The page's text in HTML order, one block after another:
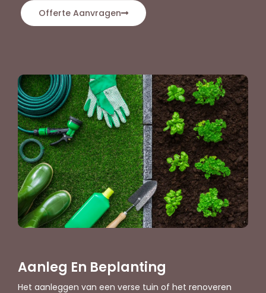
Offerte Aanvragen
Aanleg En Beplanting
Het aanleggen van een verse tuin of het renoveren